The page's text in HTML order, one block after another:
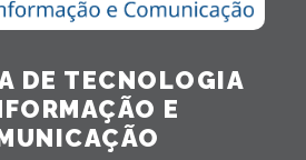
DE TECNOLOGIA
E